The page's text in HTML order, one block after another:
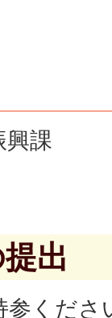
興課
出
参くださ